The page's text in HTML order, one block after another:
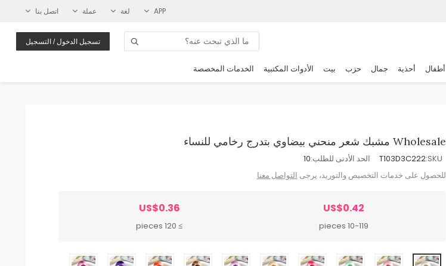
APP لغة عملة اتصل بنا
تسجيل الدخول / التسجيل
أطفال أحذية جمال حزب بيت الأدوات المكتبية الخدمات المخصصة
Wholesale مشبك شعر منحني بيضاوي بتدرج رخامي للنساء
SKU:
T103D3C222 الحد الأدنى للطلب:10
للحصول على خدمات التخصيص والتوريد، يرجى التواصل معنا
US$0.42
10-119 pieces
US$0.36
≥ 120 pieces